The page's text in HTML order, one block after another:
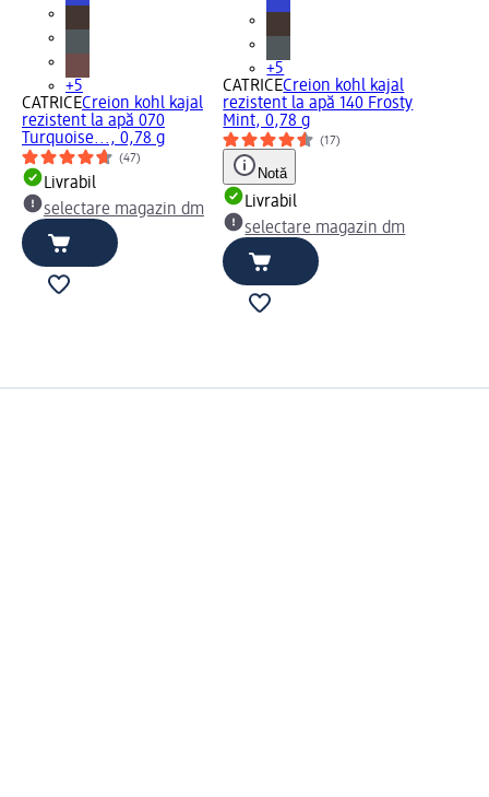
+5
CATRICECreion kohl kajal
rezistent la apă 070
Turquoise..., 0,78 g
(47)
Livrabil
selectare magazin dm
+5
CATRICECreion kohl kajal
rezistent la apă 140 Frosty
Mint, 0,78 g
(17)
Notă
Livrabil
selectare magazin dm